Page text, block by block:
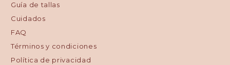
Guía de tallas
Cuidados
FAQ
Términos y condiciones
Política de privacidad